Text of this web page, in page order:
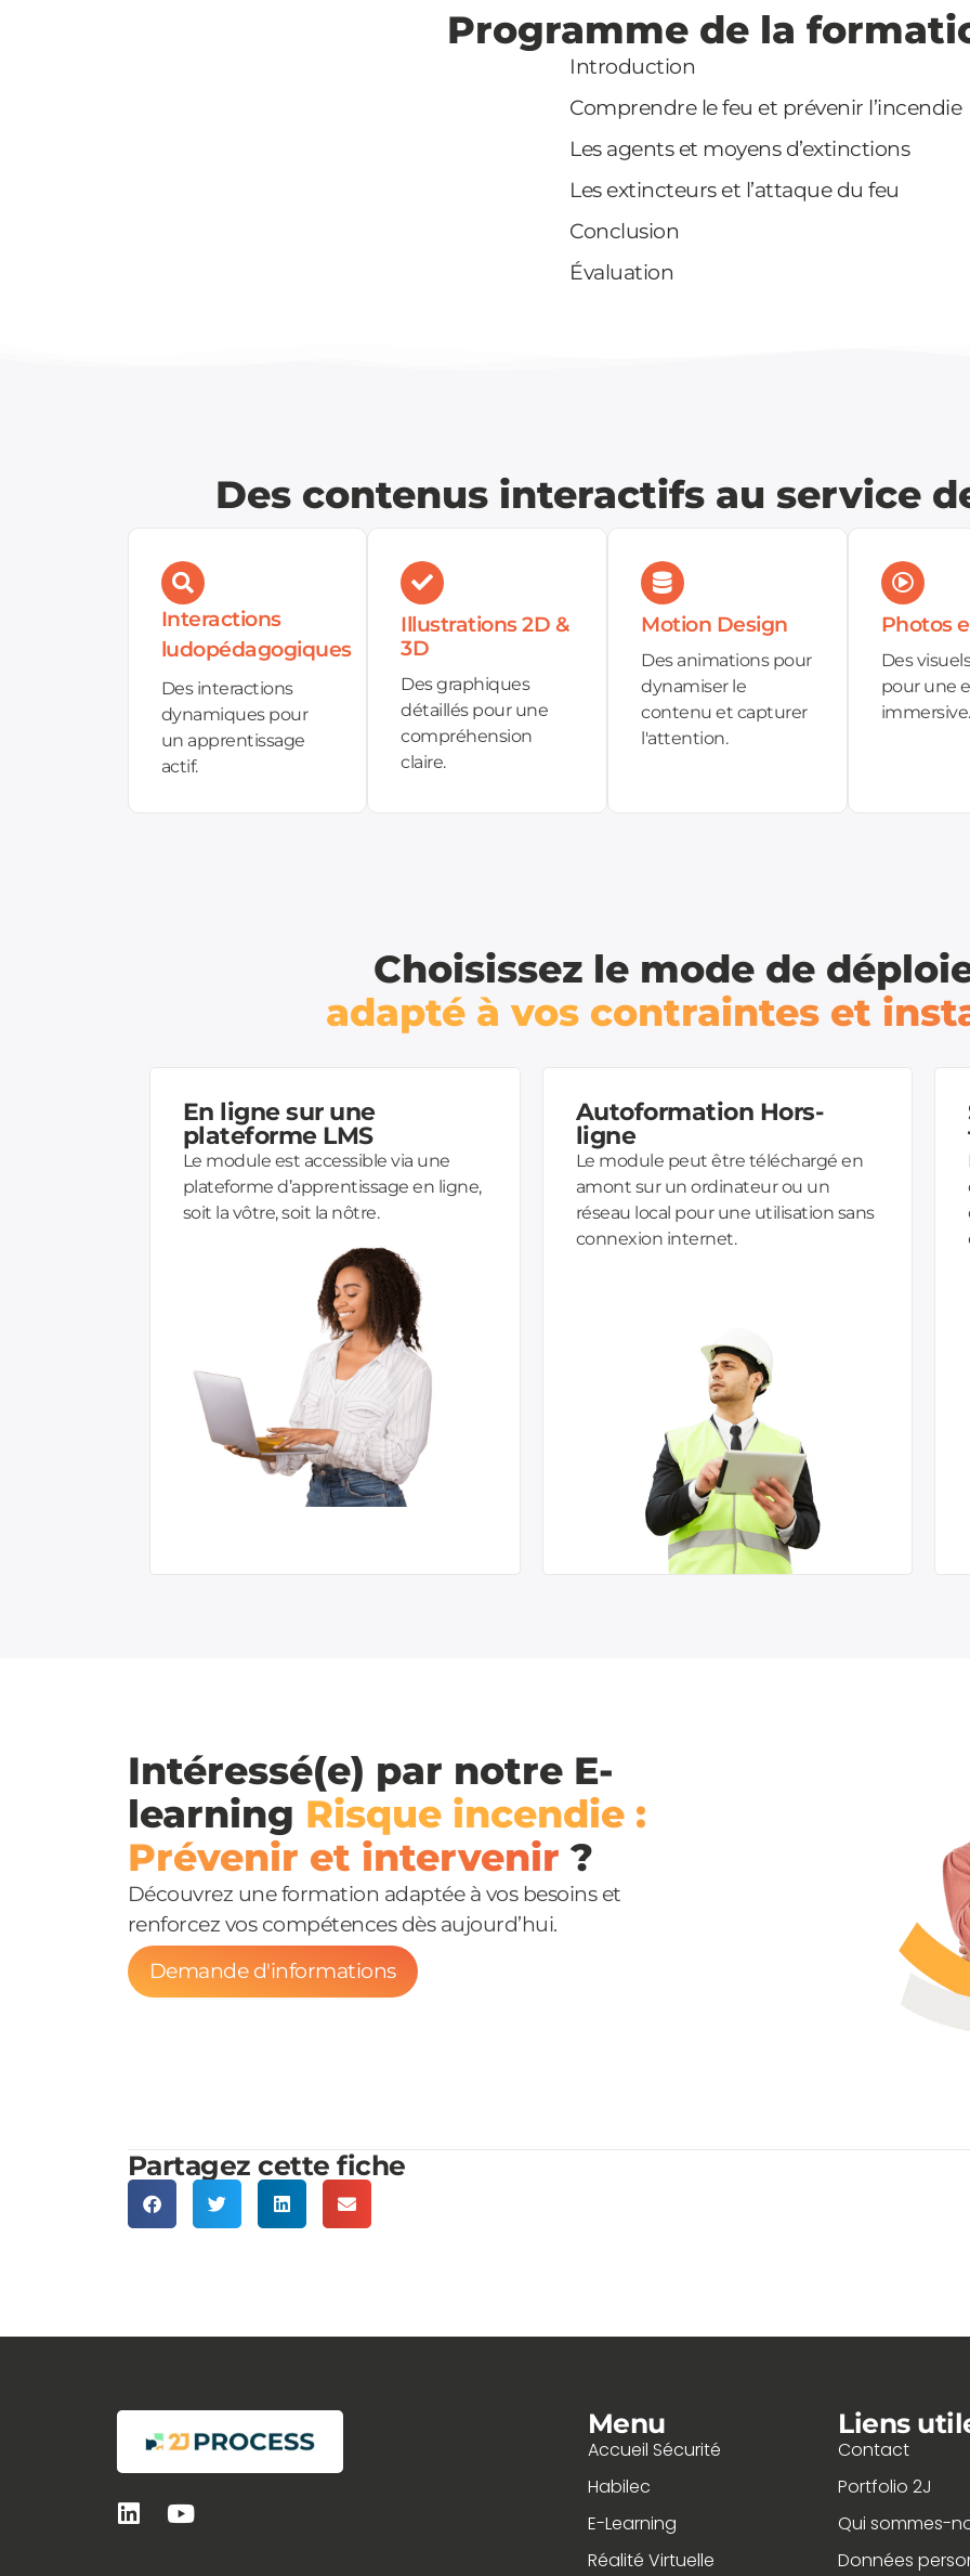
Programme de la
Introduction
Comprendre le feu et prévenir l’incendie
Les agents et moyens d’extinctions
Les extincteurs et l’attaque du feu
Conclusion
Évaluation
Des contenus interactifs au service
Interactions
ludopédagogiques
Des interactions
dynamiques pour
un apprentissage
actif.
Illustrations 2D &
3D
Des graphiques
détaillés pour une
compréhension
claire.
Motion Design
Des animations pour
dynamiser le
contenu et capturer
l'attention.
Photos
Des
pour une
immersive.
Choisissez le mode de
adapté à vos contraintes et
En ligne sur une
plateforme LMS
Le module est accessible via une
plateforme d’apprentissage en ligne,
soit la vôtre, soit la nôtre.
Autoformation Hors-
ligne
Le module peut être téléchargé en
amont sur un ordinateur ou un
réseau local pour une utilisation sans
connexion internet.
Intéressé(e) par notre E-
learning Risque incendie :
Prévenir et intervenir ?
Découvrez une formation adaptée à vos besoins et
renforcez vos compétences dès aujourd’hui.
Demande d'informations
Partagez cette fiche
Menu
Accueil Sécurité
Habilec
E-Learning
Réalité Virtuelle
Liens
Contact
Portfolio 2J
Qui sommes-
Données